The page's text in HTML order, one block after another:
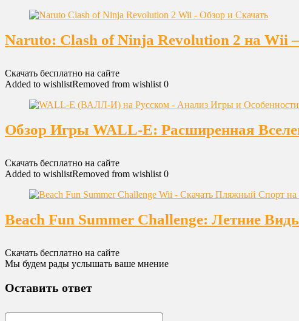
Naruto: Clash of Ninja Revolution 2 на
Скачать бесплатно на сайте
Added to wishlistRemoved from wishlist 0
Обзор Игры WALL-E: Расширенная
Скачать бесплатно на сайте
Added to wishlistRemoved from wishlist 0
Beach Fun Summer Challenge: Летние
Скачать бесплатно на сайте
Мы будем рады услышать ваше мнение
Оставить ответ